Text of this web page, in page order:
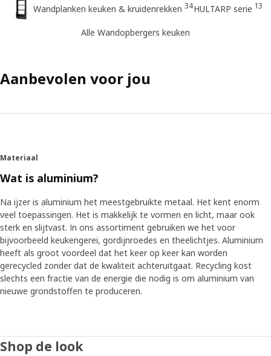
Wandplanken keuken & kruidenrekken 34HULTARP serie 13
Alle Wandopbergers keuken
Aanbevolen voor jou
Materiaal
Wat is aluminium?
Na ijzer is aluminium het meestgebruikte metaal. Het kent enorm
veel toepassingen. Het is makkelijk te vormen en licht, maar ook
sterk en slijtvast. In ons assortiment gebruiken we het voor
bijvoorbeeld keukengerei, gordijnroedes en theelichtjes. Aluminium
heeft als groot voordeel dat het keer op keer kan worden
gerecycled zonder dat de kwaliteit achteruitgaat. Recycling kost
slechts een fractie van de energie die nodig is om aluminium van
nieuwe grondstoffen te produceren.
Shop de look